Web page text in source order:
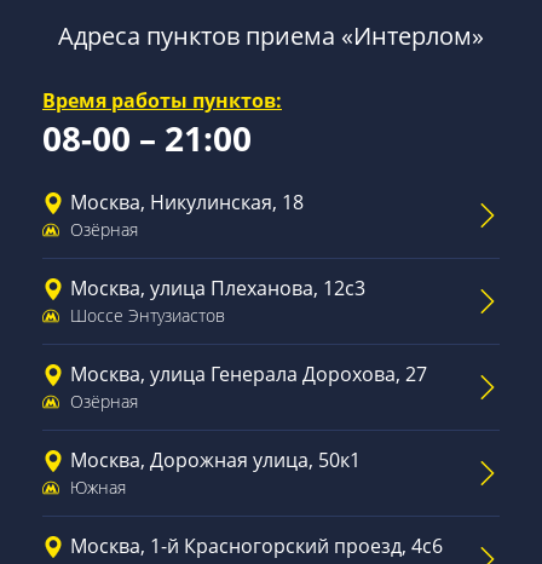
Адреса пунктов приема «Интерлом»
Время работы пунктов:
08-00 – 21:00
Москва, Никулинская, 18
Озёрная
Москва, улица Плеханова, 12с3
Шоссе Энтузиастов
Москва, улица Генерала Дорохова, 27
Озёрная
Москва, Дорожная улица, 50к1
Южная
Москва, 1-й Красногорский проезд, 4с6